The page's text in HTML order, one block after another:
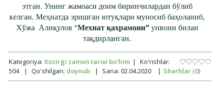
этган. Унинг жамоаси доим биринчилардан бўлиб
келган. Меҳнатда эришган ютуқлари муносиб баҳоланиб,
Хўжа Алиқулов “Мехнат қахрамони”унвони билан
тақдирланган.
Kategoriya: Xozirgi zamon tarixi bo'limi |
Ko'rishlar:
504
| Qo'shilgan: doynub | Sana: 02.04.2020 | Sharhlar (0)